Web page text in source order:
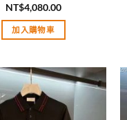
評分5.00
滿分 5
NT$4,080.00
加入購物車
wishlist